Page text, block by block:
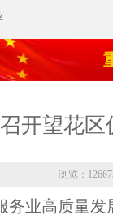
开望花
浏览：
务业高质量